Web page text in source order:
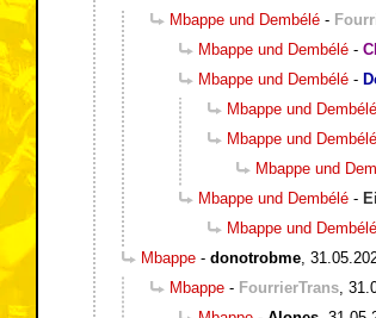
Mbappe und Dembélé -
Mbappe und Dembélé -
Mbappe und Dembélé -
Mbappe und Dembélé
Mbappe und Dembélé
Mbappe und
Mbappe und Dembélé -
Mbappe und Dembélé
Mbappe - donotrobme
Mbappe - FourrierTrans